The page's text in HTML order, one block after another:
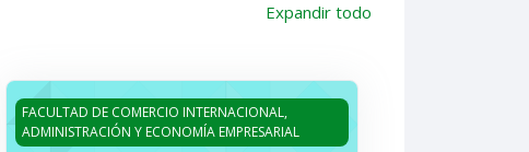
Expandir todo
Y AUDITORÍA - SEMIPRESENCIAL
ADMINISTRACIÓN ORGANIZACIONAL - CONTABILIDAD Y
FACULTAD DE COMERCIO INTERNACIONAL,
ADMINISTRACIÓN Y ECONOMÍA EMPRESARIAL